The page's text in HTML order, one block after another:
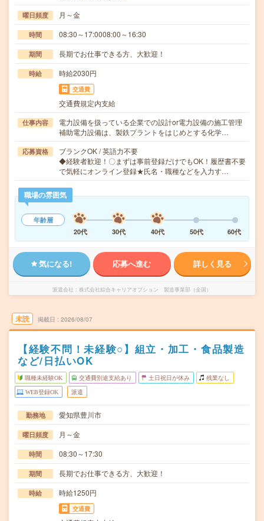
曜日頻度 月～金
時間 08:30～17:0008:00～16:30
期間 長期でお仕事できる方、大歓迎！
時給 時給2030円
交通費
交通費規定内支給
仕事内容
電力設備を扱っている企業での設計or電力設備の施工管理
補助電力設備は、製鉄プラントをはじめとする化学…
応募資格
ブランクOK / 英語力不要
◆経験者歓迎！〇まずは事前登録だけでもOK！履歴書不要
で気軽にオンライン登録★氏名・職種などを入力す…
職場の雰囲気
年齢層
20代
30代 40代 50代 60代
気になる! 応募へ進む 詳しく見る
派遣会社 株式会社綜合キャリアオプション 製造事業部（全国）
未読 掲載日 2026/08/07
【経験不問！未経験○】組立・加工・食品製造
など/日払いOK
職種未経験OK 交通費別途支給あり 土日祝日が休み 残業なし
WEB登録OK 派遣
勤務地 愛知県豊川市
曜日頻度 月～金
時間 08:30～17:30
期間 長期でお仕事できる方、大歓迎！
時給 時給1250円
交通費